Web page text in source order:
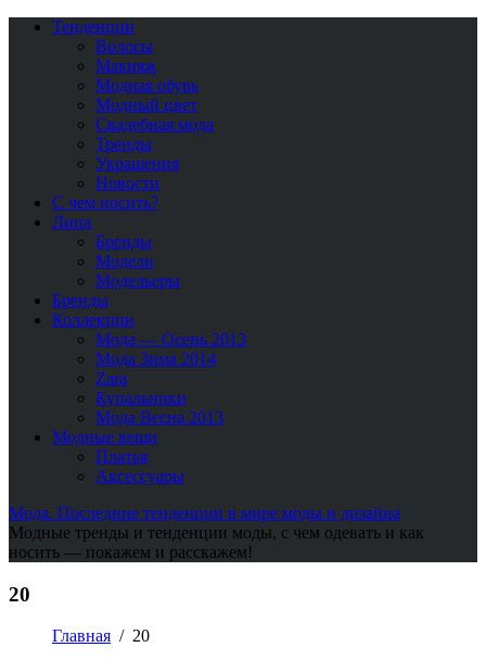
Тенденции
Волосы
Макияж
Модная обувь
Модный цвет
Свадебная мода
Тренды
Украшения
Новости
С чем носить?
Лица
Бренды
Модели
Модельеры
Бренды
Коллекции
Мода — Осень 2013
Мода Зима 2014
Zara
Купальники
Мода Весна 2013
Модные вещи
Платья
Аксессуары
Мода. Последние тенденции в мире моды и дизайна
Модные тренды и тенденции моды, с чем одевать и как
носить — покажем и расскажем!
20
Главная / 20